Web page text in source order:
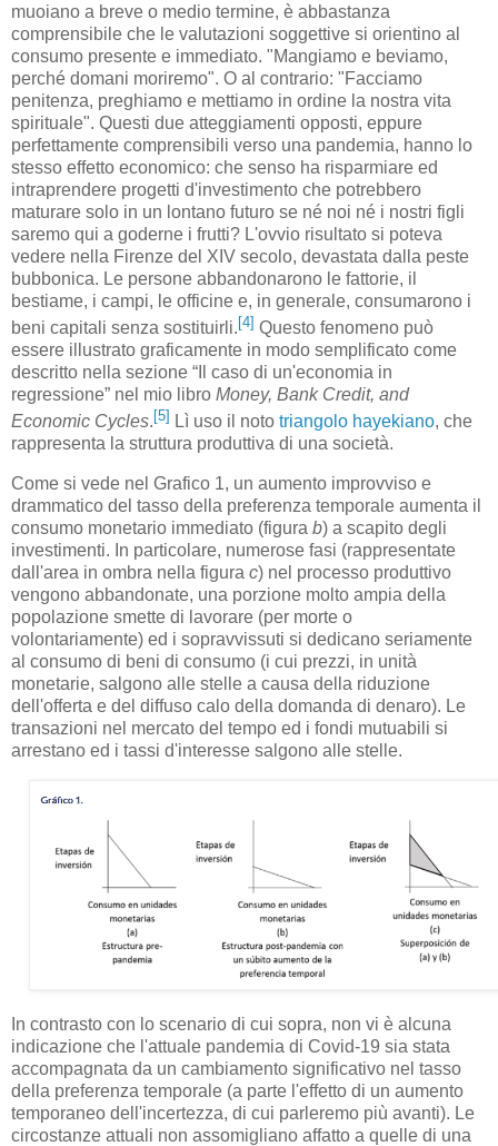
muoiano a breve o medio termine, è abbastanza
comprensibile che le valutazioni soggettive si orientino al
consumo presente e immediato. "Mangiamo e beviamo,
perché domani moriremo". O al contrario: "Facciamo
penitenza, preghiamo e mettiamo in ordine la nostra vita
spirituale". Questi due atteggiamenti opposti, eppure
perfettamente comprensibili verso una pandemia, hanno lo
stesso effetto economico: che senso ha risparmiare ed
intraprendere progetti d'investimento che potrebbero
maturare solo in un lontano futuro se né noi né i nostri figli
saremo qui a goderne i frutti? L'ovvio risultato si poteva
vedere nella Firenze del XIV secolo, devastata dalla peste
bubbonica. Le persone abbandonarono le fattorie, il
bestiame, i campi, le officine e, in generale, consumarono i
beni capitali senza sostituirli.[4] Questo fenomeno può
essere illustrato graficamente in modo semplificato come
descritto nella sezione “Il caso di un'economia in
regressione” nel mio libro Money, Bank Credit, and
Economic Cycles. [5] Lì uso il noto triangolo hayekiano, che
rappresenta la struttura produttiva di una società.
Come si vede nel Grafico 1, un aumento improvviso e
drammatico del tasso della preferenza temporale aumenta il
consumo monetario immediato (figura b) a scapito degli
investimenti. In particolare, numerose fasi (rappresentate
dall'area in ombra nella figura c) nel processo produttivo
vengono abbandonate, una porzione molto ampia della
popolazione smette di lavorare (per morte o
volontariamente) ed i sopravvissuti si dedicano seriamente
al consumo di beni di consumo (i cui prezzi, in unità
monetarie, salgono alle stelle a causa della riduzione
dell'offerta e del diffuso calo della domanda di denaro). Le
transazioni nel mercato del tempo ed i fondi mutuabili si
arrestano ed i tassi d'interesse salgono alle stelle.
In contrasto con lo scenario di cui sopra, non vi è alcuna
indicazione che l'attuale pandemia di Covid-19 sia stata
accompagnata da un cambiamento significativo nel tasso
della preferenza temporale (a parte l'effetto di un aumento
temporaneo dell'incertezza, di cui parleremo più avanti). Le
circostanze attuali non assomigliano affatto a quelle di una